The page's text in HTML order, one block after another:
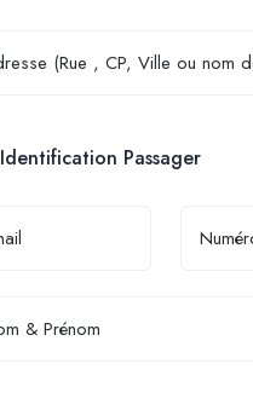
Identification Passager